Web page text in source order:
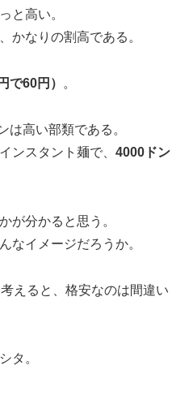
と高い。
かなりの割高である。
で60円） 。
は高い部類である。
ンスタント麺で、 4000ドン
が分かると思う。
なイメージだろうか。
えると、格安なのは間違い
タ。